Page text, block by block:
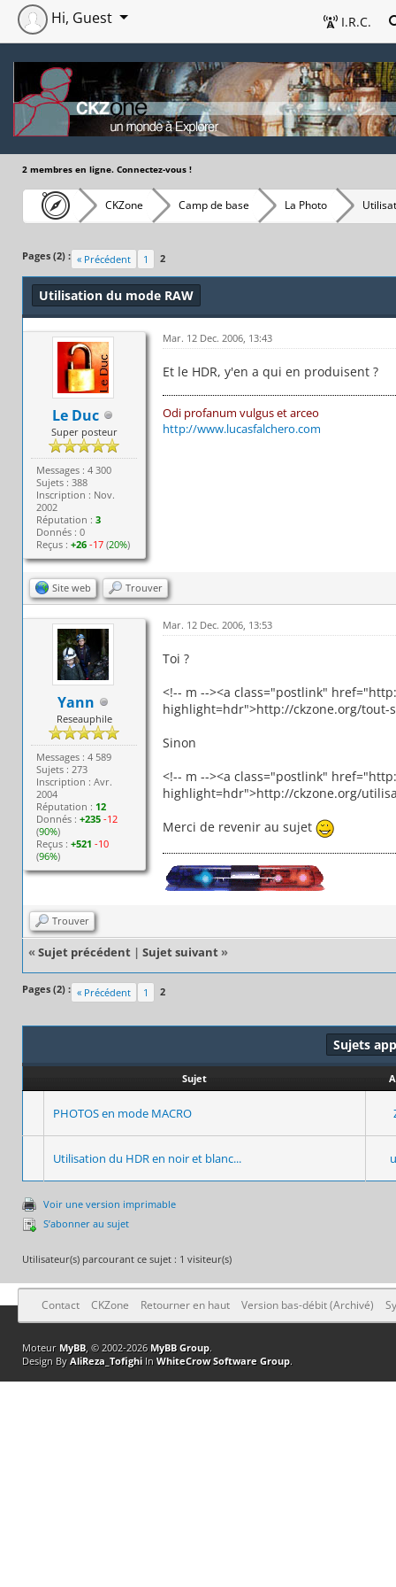
I.R.C.
Hi, Guest
2 membres en ligne. Connectez-vous !
CKZone Camp de base La Photo
Pages (2) : « Précédent 1 2
Utilisation du mode RAW
Le Duc
Super posteur
Messages : 4 300
Sujets : 388
Inscription : Nov.
2002
Réputation :3
Donnés : 0
Reçus :+26 -17 (20%)
Mar. 12 Dec. 2006, 13:43
Et le HDR, y'en a qui en produisent ?
Odi profanum vulgus et arceo
http://www.lucasfalchero.com
Site web Trouver
Yann
Reseauphile
Messages : 4 589
Sujets : 273
Inscription : Avr.
2004
Réputation : 12
Donnés :+235 -12
(90%)
Reçus :+521 -10
(96%)
Mar. 12 Dec. 2006, 13:53
Toi ?
<!-- m --><a class="postlink"
highlight=hdr">http://ckzone.org/tout-
Sinon
<!-- m --><a class="postlink"
highlight=hdr">http://ckzone.org/
Merci de revenir au sujet
Trouver
« Sujet précédent | Sujet suivant »
Pages (2) : « Précédent 1 2
Sujets
Sujet
PHOTOS en mode MACRO
Utilisation du HDR en noir et blanc...
Voir une version imprimable
S’abonner au sujet
Utilisateur(s) parcourant ce sujet : 1 visiteur(s)
Contact CKZone Retourner en haut Version bas-débit (Archivé)
Moteur MyBB, © 2002-2026 MyBB Group.
Design By AliReza_TofighiIn WhiteCrow Software Group.